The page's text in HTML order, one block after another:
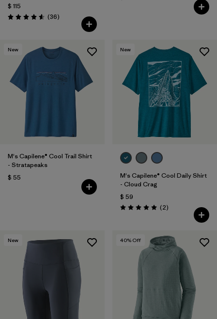
$ 115
Valoración: 4.6 / 5
(36Comentarios
)
New
M's Capilene® Cool Trail Shirt
- Stratapeaks
$ 55
New
M's Capilene® Cool Daily Shirt
- Cloud Crag
$ 59
Valoración: 5.0 / 5
(2Comentarios
)
New 40% Off